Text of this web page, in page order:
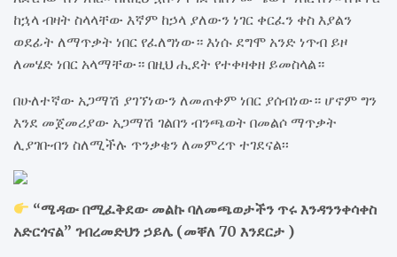
ከኋላ ብዛት ስላላቸው እኛም ከኃላ ያለውን ነገር ቀርፈን ቀስ እያልን
ወደፊት ለማጥቃት ነበር የፈለግነው። እነሱ ደግሞ አንድ ነጥብ ይዞ
ለመሄድ ነበር አላማቸው። በዚህ ሒደት የተቀዛቀዘ ይመስላል።
በሁለተኛው አጋማሽ ያገኘነውን ለመጠቀም ነበር ያሰብነው። ሆኖም ግን
እንደ መጀመሪያው አጋማሽ ገልበን ብንጫወት በመልሶ ማጥቃት
ሊያገቡብን ስለሚችሉ ጥንቃቄን ለመምረጥ ተገደናል፡፡
“ሜዳው በሚፈቅደው መልኩ ባለመጫወታችን ጥሩ እንዳንንቀሳቀስ
አድርጎናል” ገብረመድህን ኃይሌ (መቐለ 70 እንደርታ )